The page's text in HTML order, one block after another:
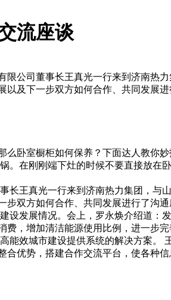
流座谈
公司董事长王真光一行来到济南热
及下一步双方如何合作、共同发展
卧室橱柜如何保养？下面达人教你
。在刚刚端下灶的时候不要直接放在
长王真光一行来到济南热力集团，与
双方如何合作、共同发展进行了沟
设发展情况。会上，罗永焕介绍道：
，增加清洁能源使用比例，进一步
能效城市建设提供系统的解决方案。
优势，搭建合作交流平台，使各种